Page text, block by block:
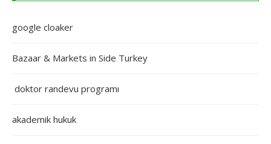
google cloaker
Bazaar & Markets in Side Turkey
doktor randevu programı
akademik hukuk